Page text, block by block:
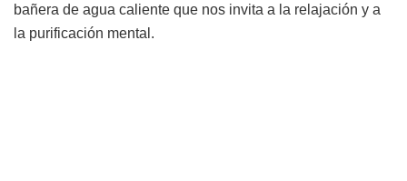
bañera de agua caliente que nos invita a la relajación y a
la purificación mental.